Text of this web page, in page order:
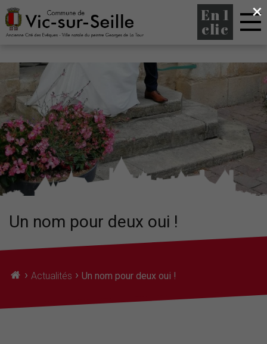
En 1
clic
Un nom pour deux oui !
› Actualités › Un nom pour deux oui !
×